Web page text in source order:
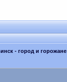
- город и горожане